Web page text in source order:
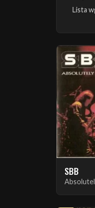
Lista
SBB